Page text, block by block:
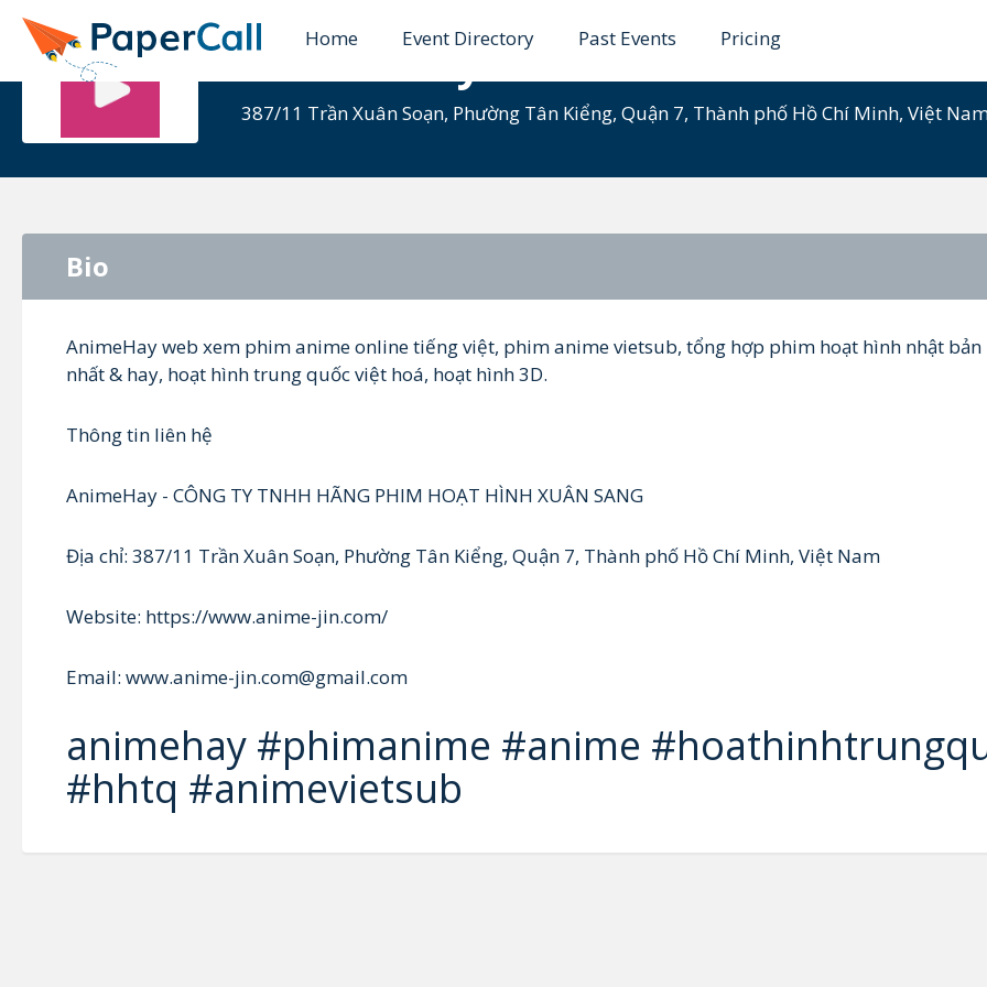
Home Event Directory Past Events Pricing
Anime Hay
387/11 Trần Xuân Soạn, Phường Tân Kiểng, Quận 7, Thành phố Hồ Chí Minh, Việt
Bio
AnimeHay web xem phim anime online tiếng việt, phim anime vietsub, tổng hợp phim hoạt hình nhật
nhất & hay, hoạt hình trung quốc việt hoá, hoạt hình 3D.
Thông tin liên hệ
AnimeHay - CÔNG TY TNHH HÃNG PHIM HOẠT HÌNH XUÂN SANG
Địa chỉ: 387/11 Trần Xuân Soạn, Phường Tân Kiểng, Quận 7, Thành phố Hồ Chí Minh, Việt Nam
Website: https://www.anime-jin.com/
Email: www.anime-jin.com@gmail.com
animehay #phimanime #anime
#hhtq #animevietsub